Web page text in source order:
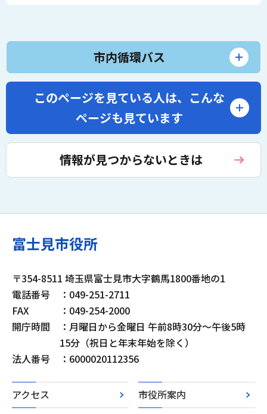
市内循環バス
このページを見ている人は、 こんな
ページも見ています
情報が見つからないときは
富士見市役所
〒354-8511 埼玉県富士見市大字鶴馬1800番地の1
電話番号
：049-251-2711
FAX
：049-254-2000
開庁時間
：月曜日から金曜日 午前8時30分～午後5時
15分（祝日と年末年始を除く）
法人番号
：6000020112356
アクセス
市役所案内